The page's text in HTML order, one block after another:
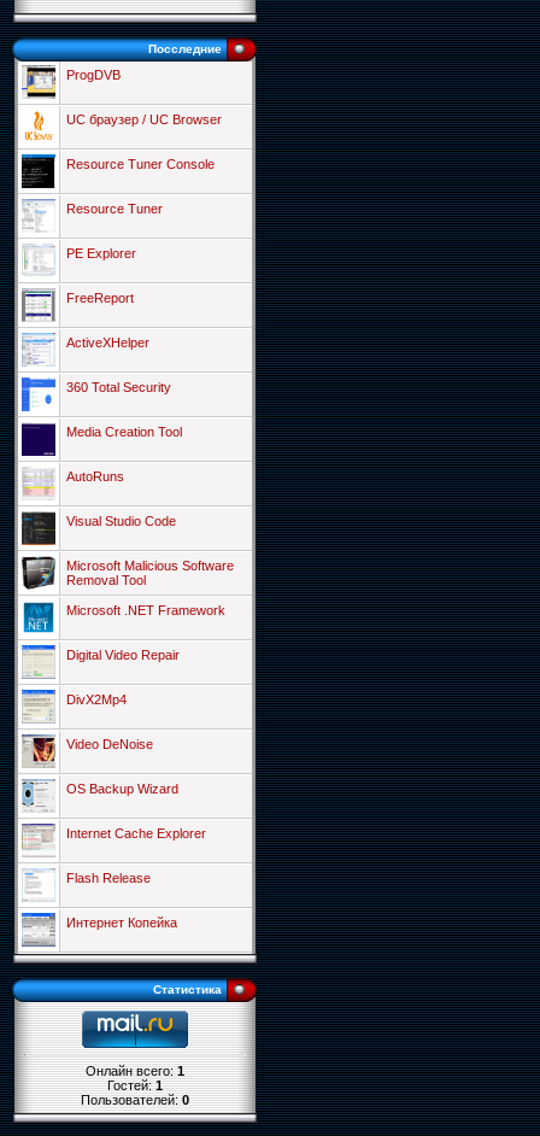
Посследние
ProgDVB
UC браузер / UC Browser
Resource Tuner Console
Resource Tuner
PE Explorer
FreeReport
ActiveXHelper
360 Total Security
Media Creation Tool
AutoRuns
Visual Studio Code
Microsoft Malicious Software
Removal Tool
Microsoft .NET Framework
Digital Video Repair
DivX2Mp4
Video DeNoise
OS Backup Wizard
Internet Cache Explorer
Flash Release
Интернет Копейка
Статистика
Онлайн всего:1
Гостей:1
Пользователей:0